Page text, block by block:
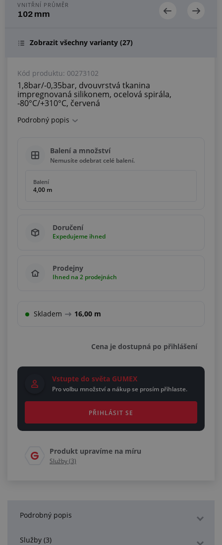
VNITŘNÍ PRŮMĚR
102 mm
Zobrazit všechny varianty (27)
Kód produktu: 00273102
1,8bar/-0,35bar, dvouvrstvá tkanina
impregnovaná silikonem, ocelová spirála,
-80°C/+310°C, červená
Podrobný popis
Balení a množství
Nemusíte odebrat celé balení.
Balení
4,00 m
Doručení
Expedujeme ihned
Prodejny
Ihned na 2 prodejnách
Skladem 16,00 m
Cena je dostupná po přihlášení
Vstupte do světa GUMEX
Pro volbu množství a nákup se prosím přihlaste.
PŘIHLÁSIT SE
Produkt upravíme na míru
Služby (3)
Podrobný popis
Služby (3)